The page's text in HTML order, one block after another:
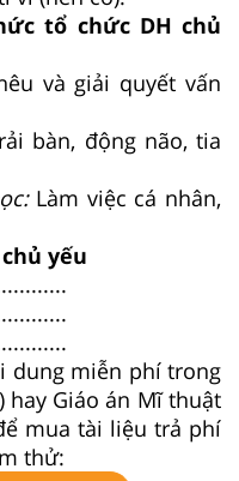
tổ chức DH chủ
và giải quyết vấn
bàn, động não, tia
Làm việc cá nhân,
yếu
dung miễn phí trong
hay Giáo án Mĩ thuật
mua tài liệu trả phí
thử: